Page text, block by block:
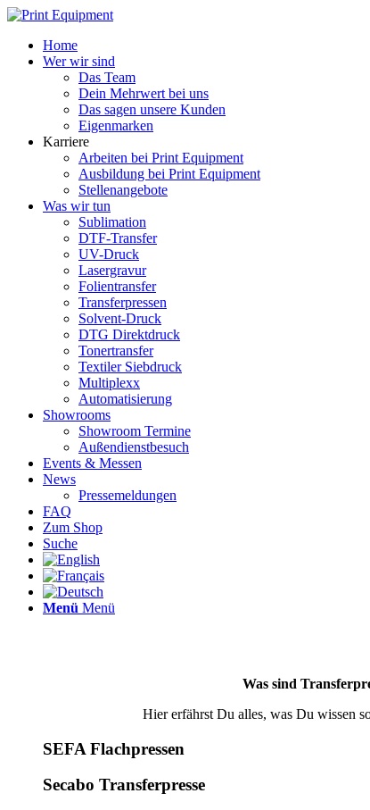
Home
Wer wir sind
Das Team
Dein Mehrwert bei uns
Das sagen unsere Kunden
Eigenmarken
Karriere
Arbeiten bei Print Equipment
Ausbildung bei Print Equipment
Stellenangebote
Was wir tun
Sublimation
DTF-Transfer
UV-Druck
Lasergravur
Folientransfer
Transferpressen
Solvent-Druck
DTG Direktdruck
Tonertransfer
Textiler Siebdruck
Multiplexx
Automatisierung
Showrooms
Showroom Termine
Außendienstbesuch
Events & Messen
News
Pressemeldungen
FAQ
Zum Shop
Suche
Menü Menü
Was sind
Hier erfährst Du alles, was Du wissen
SEFA Flachpressen
Secabo Transferpresse